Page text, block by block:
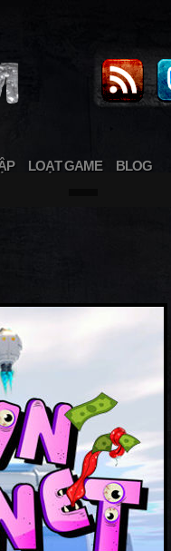
LOẠT GAME BLOG